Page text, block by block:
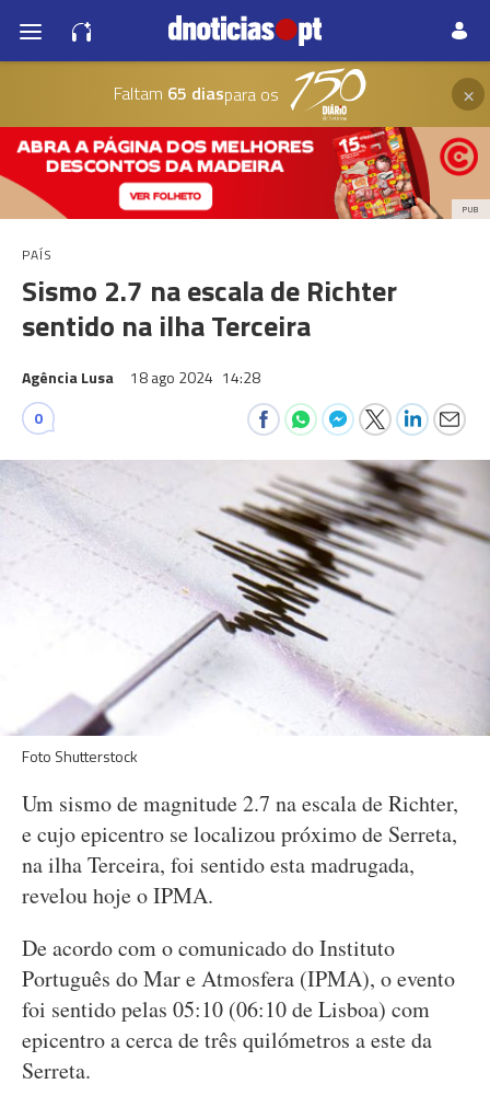
Faltam 65 diaspara os ×
PUB
PAÍS
Sismo 2.7 na escala de Richter
sentido na ilha Terceira
Agência Lusa 18 ago 2024 14:28
0
Foto Shutterstock
Um sismo de magnitude 2.7 na escala de Richter,
e cujo epicentro se localizou próximo de Serreta,
na ilha Terceira, foi sentido esta madrugada,
revelou hoje o IPMA.
De acordo com o comunicado do Instituto
Português do Mar e Atmosfera (IPMA), o evento
foi sentido pelas 05:10 (06:10 de Lisboa) com
epicentro a cerca de três quilómetros a este da
Serreta.